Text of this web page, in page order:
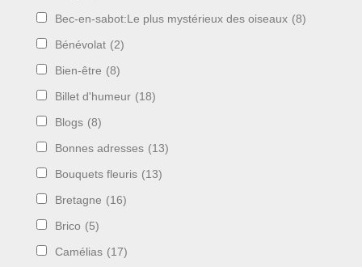
Bec-en-sabot:Le plus mystérieux des oiseaux (8)
Bénévolat (2)
Bien-être (8)
Billet d'humeur (18)
Blogs (8)
Bonnes adresses (13)
Bouquets fleuris (13)
Bretagne (16)
Brico (5)
Camélias (17)